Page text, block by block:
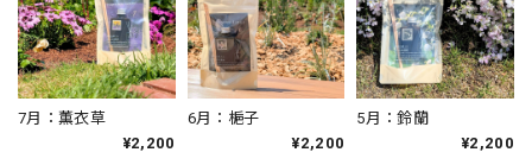
7月：薫衣草
¥2,200
6月：梔子
¥2,200
5月：鈴蘭
¥2,200